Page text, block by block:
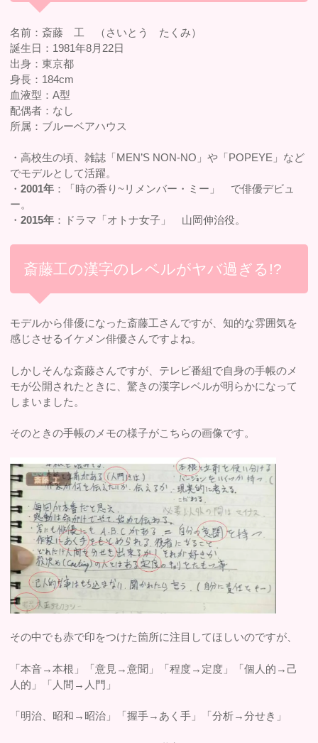
名前：斎藤 工 （さいとう たくみ）
誕生日：1981年8月22日
出身：東京都
身長：184cm
血液型：A型
配偶者：なし
所属：ブルーベアハウス
・高校生の頃、雑誌「MEN’S NON-NO」や「POPEYE」など
でモデルとして活躍。
・2001年 ：「時の香り~リメンバー・ミー」 で俳優デビュ
ー。
・2015年 ：ドラマ「オトナ女子」 山岡伸治役。
斎藤工の漢字のレベルがヤバ過ぎる!?
モデルから俳優になった斎藤工さんですが、知的な雰囲気を
感じさせるイケメン俳優さんですよね。
しかしそんな斎藤さんですが、テレビ番組で自身の手帳のメ
モが公開されたときに、驚きの漢字レベルが明らかになって
しまいました。
そのときの手帳のメモの様子がこちらの画像です。
その中でも赤で印をつけた箇所に注目してほしいのですが、
「本音→本根」「意見→意聞」「程度→定度」「個人的→己
人的」「人間→人門」
「明治、昭和→昭治」「握手→あく手」「分析→分せき」